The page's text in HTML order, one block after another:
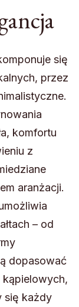
się
przez
komfortu
z
aranżacji.
– od
dopasować
się każdy